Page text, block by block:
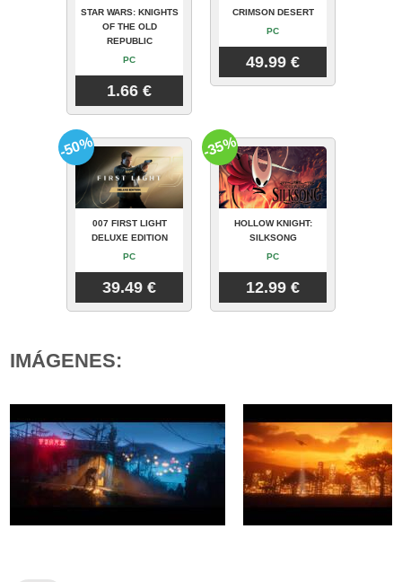
STAR WARS: KNIGHTS
OF THE OLD
REPUBLIC
PC
1.66 €
CRIMSON DESERT
PC
49.99 €
007 FIRST LIGHT
DELUXE EDITION
PC
39.49 €
-50%
HOLLOW KNIGHT:
SILKSONG
PC
12.99 €
-35%
IMÁGENES: